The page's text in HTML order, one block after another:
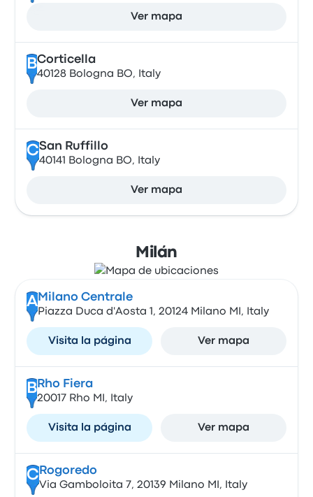
Ver mapa
BCorticella
40128 Bologna BO, Italy
Ver mapa
CSan Ruffillo
40141 Bologna BO, Italy
Ver mapa
Milán
A Milano Centrale
Piazza Duca d'Aosta 1, 20124 Milano MI, Italy
Visita la página Ver mapa
B Rho Fiera
20017 Rho MI, Italy
Visita la página Ver mapa
CRogoredo
Via Gamboloita 7, 20139 Milano MI, Italy